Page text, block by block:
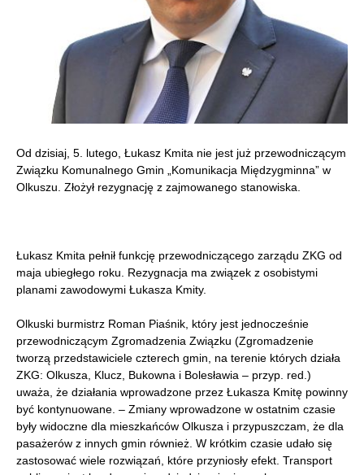
Od dzisiaj, 5. lutego, Łukasz Kmita nie jest już przewodniczącym
Związku Komunalnego Gmin „Komunikacja Międzygminna” w
Olkuszu. Złożył rezygnację z zajmowanego stanowiska.
Łukasz Kmita pełnił funkcję przewodniczącego zarządu ZKG od
maja ubiegłego roku. Rezygnacja ma związek z osobistymi
planami zawodowymi Łukasza Kmity.
Olkuski burmistrz Roman Piaśnik, który jest jednocześnie
przewodniczącym Zgromadzenia Związku (Zgromadzenie
tworzą przedstawiciele czterech gmin, na terenie których działa
ZKG: Olkusza, Klucz, Bukowna i Bolesławia – przyp. red.)
uważa, że działania wprowadzone przez Łukasza Kmitę powinny
być kontynuowane. – Zmiany wprowadzone w ostatnim czasie
były widoczne dla mieszkańców Olkusza i przypuszczam, że dla
pasażerów z innych gmin również. W krótkim czasie udało się
zastosować wiele rozwiązań, które przyniosły efekt. Transport